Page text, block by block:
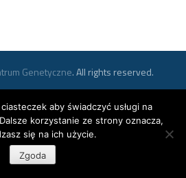
Genetyczne. All rights reserved.
aby świadczyć usługi na
korzystanie ze strony oznacza,
się na ich użycie.
Zgoda